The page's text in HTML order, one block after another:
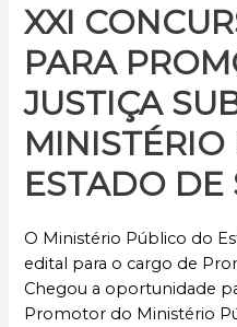
XXI
PARA
JUSTIÇA
ESTADO DE
O Ministério Público do
edital para o cargo de
Chegou a oportunidade
Promotor do Ministério